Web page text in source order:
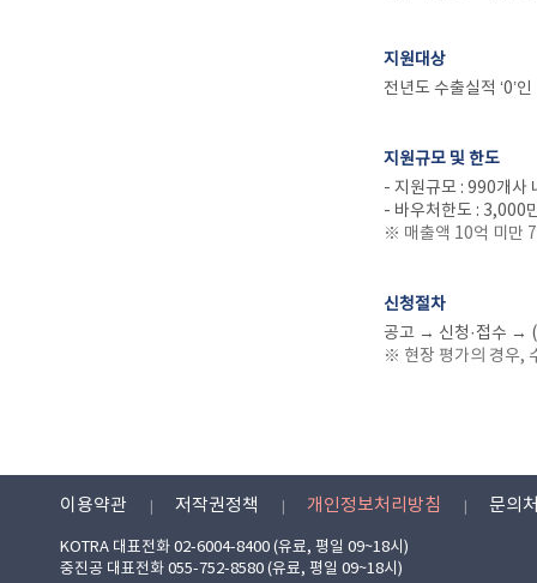
지원대상
전년도 수출실적 ‘0’
지원규모 및 한도
- 지원규모 : 990개사
- 바우처한도 : 3,000
※ 매출액 10억 미만
신청절차
공고 → 신청·접수 →
※ 현장 평가의 경우,
이용약관 저작권정책 개인정보처리방침 문의
KOTRA 대표전화 02-6004-8400 (유료, 평일 09~18시)
중진공 대표전화 055-752-8580 (유료, 평일 09~18시)